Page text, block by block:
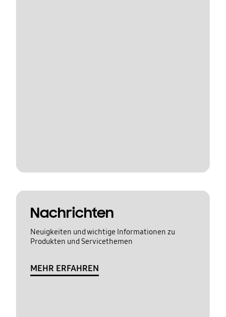
Nachrichten
Neuigkeiten und wichtige Informationen zu
Produkten und Servicethemen
MEHR ERFAHREN